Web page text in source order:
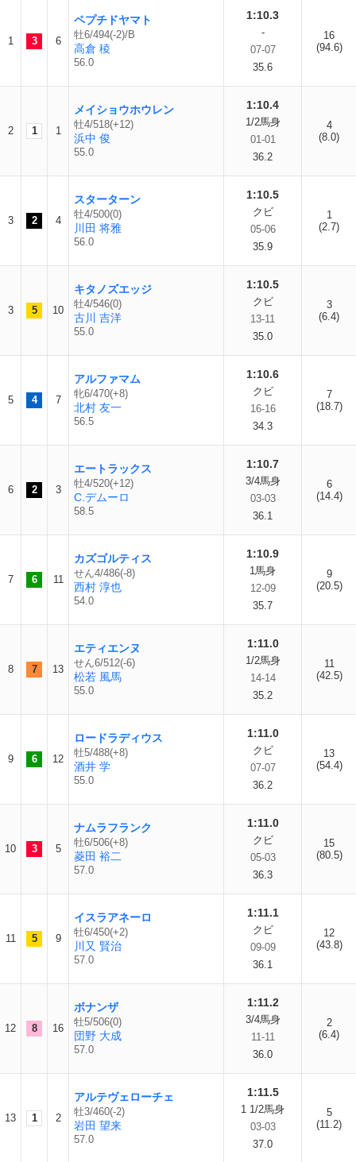
1 3 6
ペプチドヤマト
牡6/494(-2)/B
高倉 稜
56.0
1:10.3
-
07-07
35.6
16
(94.6)
2 1 1
メイショウホウレン
牡4/518(+12)
浜中 俊
55.0
1:10.4
1/2馬身
01-01
36.2
4
(8.0)
3 2 4
スターターン
牡4/500(0)
川田 将雅
56.0
1:10.5
クビ
05-06
35.9
1
(2.7)
3 5 10
キタノズエッジ
牡4/546(0)
古川 吉洋
55.0
1:10.5
クビ
13-11
35.0
3
(6.4)
5 4 7
アルファマム
牝6/470(+8)
北村 友一
56.5
1:10.6
クビ
16-16
34.3
7
(18.7)
6 2 3
エートラックス
牡4/520(+12)
C.デムーロ
58.5
1:10.7
3/4馬身
03-03
36.1
6
(14.4)
7 6 11
カズゴルティス
せん4/486(-8)
西村 淳也
54.0
1:10.9
1馬身
12-09
35.7
9
(20.5)
8 7 13
エティエンヌ
せん6/512(-6)
松若 風馬
55.0
1:11.0
1/2馬身
14-14
35.2
11
(42.5)
9 6 12
ロードラディウス
牡5/488(+8)
酒井 学
55.0
1:11.0
クビ
07-07
36.2
13
(54.4)
10 3 5
ナムラフランク
牡6/506(+8)
菱田 裕二
57.0
1:11.0
クビ
05-03
36.3
15
(80.5)
11 5 9
イスラアネーロ
牡6/450(+2)
川又 賢治
57.0
1:11.1
クビ
09-09
36.1
12
(43.8)
12 8 16
ボナンザ
牡5/506(0)
団野 大成
57.0
1:11.2
3/4馬身
11-11
36.0
2
(6.4)
13 1 2
アルテヴェローチェ
牡3/460(-2)
岩田 望来
57.0
1:11.5
1 1/2馬身
03-03
37.0
5
(11.2)